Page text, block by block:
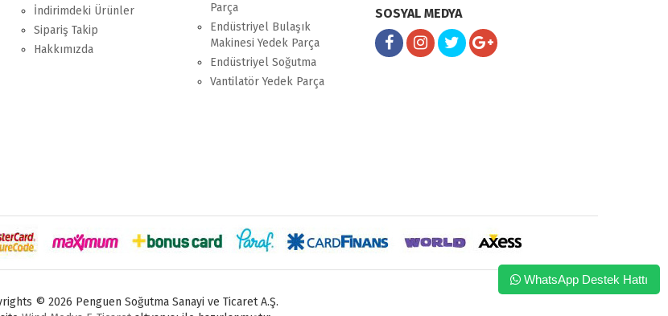
İndirimdeki Ürünler
Sipariş Takip
Hakkımızda
Parça
Endüstriyel Bulaşık
Makinesi Yedek Parça
Endüstriyel Soğutma
Vantilatör Yedek Parça
SOSYAL MEDYA
© 2026 Penguen Soğutma Sanayi ve Ticaret A.Ş.
WhatsApp Destek Hattı